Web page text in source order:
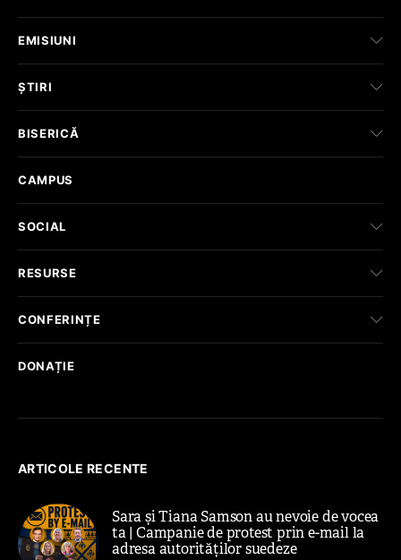
EMISIUNI
ȘTIRI
BISERICĂ
CAMPUS
SOCIAL
RESURSE
CONFERINȚE
DONAȚIE
ARTICOLE RECENTE
Sara și Tiana Samson au nevoie de vocea
ta | Campanie de protest prin e-mail la
adresa autorităților suedeze